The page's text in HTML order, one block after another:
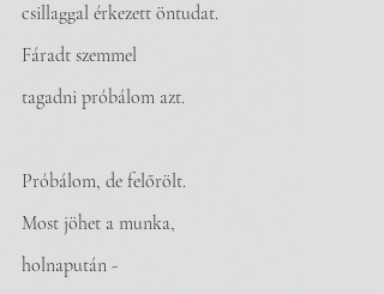
csillaggal érkezett öntudat.
Fáradt szemmel
tagadni próbálom azt.
Próbálom, de felőrölt.
Most jöhet a munka,
holnapután -